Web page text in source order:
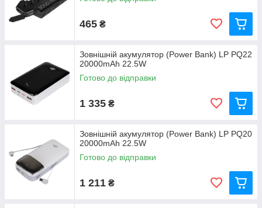
465 ₴
Зовнішній акумулятор (Power Bank) LP PQ22
20000mAh 22.5W
Готово до відправки
1 335 ₴
Зовнішній акумулятор (Power Bank) LP PQ20
20000mAh 22.5W
Готово до відправки
1 211 ₴